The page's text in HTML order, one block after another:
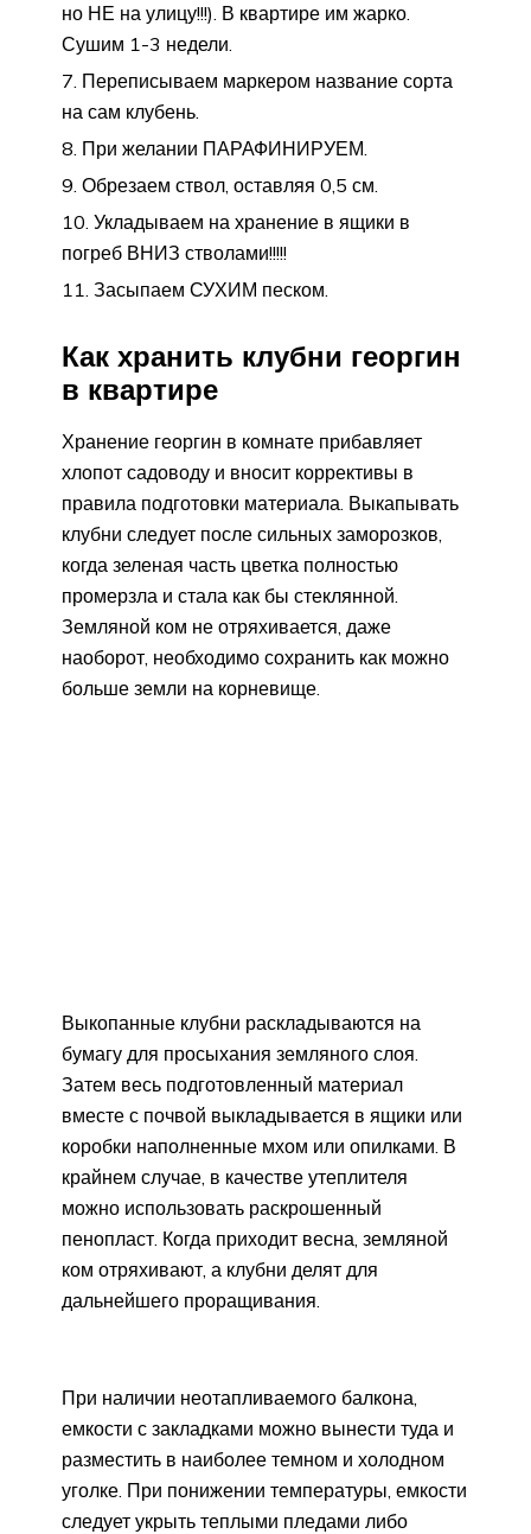
но НЕ на улицу!!!). В квартире им жарко.
Сушим 1-3 недели.
Переписываем маркером название сорта
на сам клубень.
При желании ПАРАФИНИРУЕМ.
Обрезаем ствол, оставляя 0,5 см.
Укладываем на хранение в ящики в
погреб ВНИЗ стволами!!!!!
Засыпаем СУХИМ песком.
Как хранить клубни георгин
в квартире
Хранение георгин в комнате прибавляет
хлопот садоводу и вносит коррективы в
правила подготовки материала. Выкапывать
клубни следует после сильных заморозков,
когда зеленая часть цветка полностью
промерзла и стала как бы стеклянной.
Земляной ком не отряхивается, даже
наоборот, необходимо сохранить как можно
больше земли на корневище.
Выкопанные клубни раскладываются на
бумагу для просыхания земляного слоя.
Затем весь подготовленный материал
вместе с почвой выкладывается в ящики или
коробки наполненные мхом или опилками. В
крайнем случае, в качестве утеплителя
можно использовать раскрошенный
пенопласт. Когда приходит весна, земляной
ком отряхивают, а клубни делят для
дальнейшего проращивания.
При наличии неотапливаемого балкона,
емкости с закладками можно вынести туда и
разместить в наиболее темном и холодном
уголке. При понижении температуры, емкости
следует укрыть теплыми пледами либо